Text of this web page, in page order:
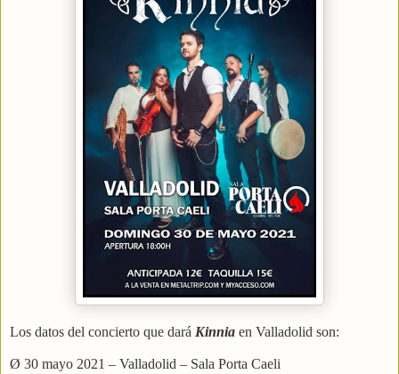
Los datos del concierto que dará Kinnia en Valladolid son:
Ø 30 mayo 2021 – Valladolid – Sala Porta Caeli